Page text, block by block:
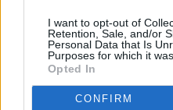
I want to opt-out of
Retention, Sale, and/or
Personal Data that Is
Purposes for which it
Opted In
CONFIRM
Κυριακή 13/04/2025